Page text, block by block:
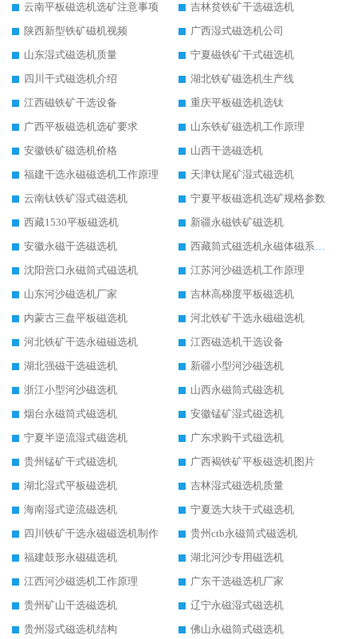
云南平板磁选机选矿注意事项
吉林贫铁矿干选磁选机
陕西新型铁矿磁机视频
广西湿式磁选机公司
山东湿式磁选机质量
宁夏磁铁矿干式磁选机
四川干式磁选机介绍
湖北铁矿磁选机生产线
江西磁铁矿干选设备
重庆平板磁选机选钛
广西平板磁选机选矿要求
山东铁矿磁选机工作原理
安徽铁矿磁选机价格
山西干选磁选机
福建干选永磁磁选机工作原理
天津钛尾矿湿式磁选机
云南钛铁矿湿式磁选机
宁夏平板磁选机选矿规格参数
西藏1530平板磁选机
新疆永磁铁矿磁选机
安徽永磁干选磁选机
西藏筒式磁选机永磁体磁系设计
沈阳营口永磁筒式磁选机
江苏河沙磁选机工作原理
山东河沙磁选机厂家
吉林高梯度平板磁选机
内蒙古三盘平板磁选机
河北铁矿干选永磁磁选机
河北铁矿干选永磁磁选机
江西磁选机干选设备
湖北强磁干选磁选机
新疆小型河沙磁选机
浙江小型河沙磁选机
山西永磁筒式磁选机
烟台永磁筒式磁选机
安徽锰矿湿式磁选机
宁夏半逆流湿式磁选机
广东求购干式磁选机
贵州锰矿干式磁选机
广西褐铁矿平板磁选机图片
湖北湿式平板磁选机
吉林湿式磁选机质量
海南湿式逆流磁选机
宁夏选大块干式磁选机
四川铁矿干选永磁磁选机制作
贵州ctb永磁筒式磁选机
福建鼓形永磁磁选机
湖北河沙专用磁选机
江西河沙磁选机工作原理
广东干选磁选机厂家
贵州矿山干选磁选机
辽宁永磁湿式磁选机
贵州湿式磁选机结构
佛山永磁筒式磁选机